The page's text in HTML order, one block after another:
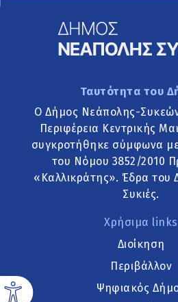
Ταυτότητα του
Ο Δήμος Νεάπολης-
Περιφέρεια Κεντρικής
συγκροτήθηκε σύμφωνα με
του Νόμου 3852/2010
«Καλλικράτης». Έδρα του
Συκιές.
Χρήσιμα links
Διοίκηση
Περιβάλλον
Ψηφιακός